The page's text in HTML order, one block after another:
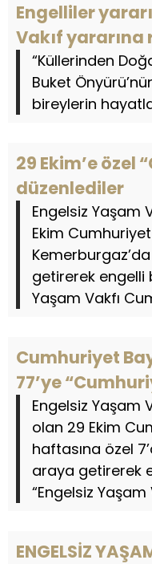
Engelliler
Vakıf yararına
“Küllerinden
Buket
bireylerin
29 Ekim’e özel
düzenlediler
Engelsiz Yaşam
Ekim
getirerek engelli
Yaşam Vakfı
Cumhuriyet
77’ye
Engelsiz Yaşam
olan 29 Ekim
haftasına özel
araya getirerek
“Engelsiz
ENGELSİZ